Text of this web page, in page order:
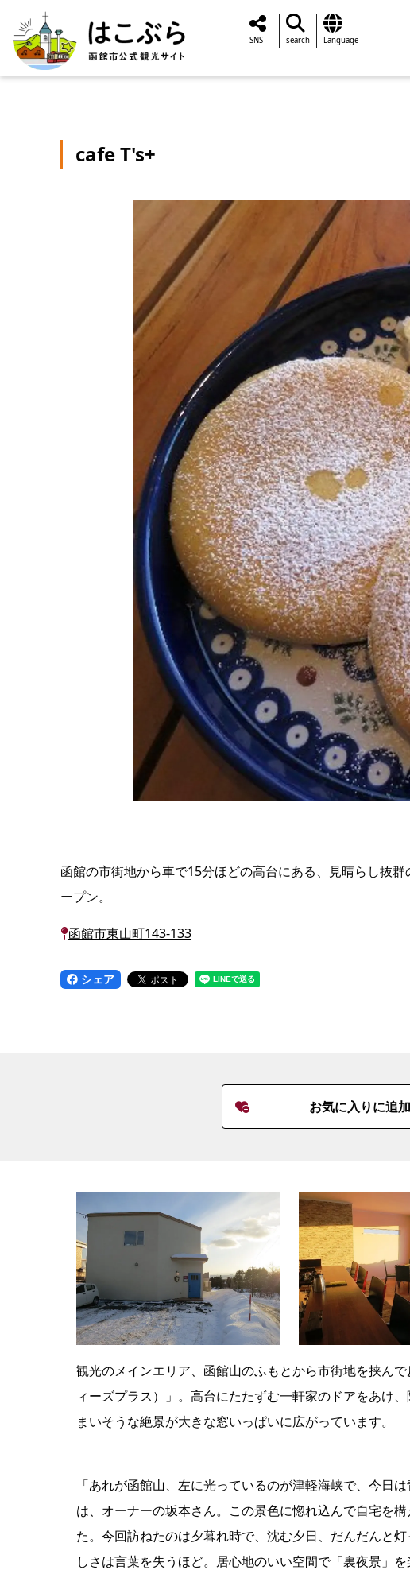
SNS search Language
cafe T's+
函館の市街地から車で15分ほどの高台にある、見晴らし抜
ープン。
函館市東山町143-133
シェア
お気に入りに追
観光のメインエリア、函館山のふもとから市街地を挟ん
ィーズプラス）」。高台にたたずむ一軒家のドアをあけ
まいそうな絶景が大きな窓いっぱいに広がっています。
「あれが函館山、左に光っているのが津軽海峡で、今日
は、オーナーの坂本さん。この景色に惚れ込んで自宅を
た。今回訪ねたのは夕暮れ時で、沈む夕日、だんだんと
しさは言葉を失うほど。居心地のいい空間で「裏夜景」